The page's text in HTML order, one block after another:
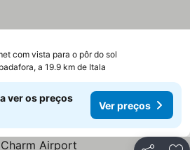
com vista para o pôr do sol
a 19.9 km de Itala
ver os preços
Ver preços